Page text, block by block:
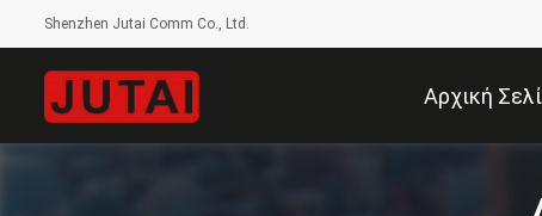
Shenzhen Jutai Comm Co., Ltd.
Αρχική